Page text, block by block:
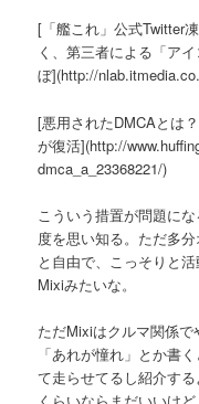
[「艦これ」公式Twitter
く、第三者による「ア
ぼ](http://
[悪用されたDMCAとは
が復活](http://
dmca_a_23368221/)
こういう措置が問題に
度を思い知る。ただ多
と自由で、こっそりと
Mixiみたいな。
ただMixiはクルマ関係で
「あれが憧れ」とか書
て走らせてるし紹介す